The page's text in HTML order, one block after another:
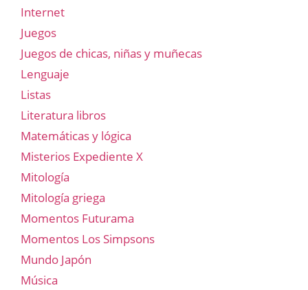
Internet
Juegos
Juegos de chicas, niñas y muñecas
Lenguaje
Listas
Literatura libros
Matemáticas y lógica
Misterios Expediente X
Mitología
Mitología griega
Momentos Futurama
Momentos Los Simpsons
Mundo Japón
Música